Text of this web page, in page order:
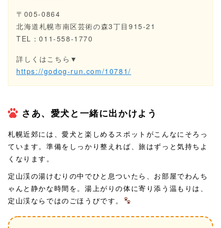
〒005-0864
北海道札幌市南区芸術の森3丁目915-21
TEL：011-558-1770
詳しくはこちら▼
https://godog-run.com/10781/
さあ、愛犬と一緒に出かけよう
札幌近郊には、愛犬と楽しめるスポットがこんなにそろっ
ています。準備をしっかり整えれば、旅はずっと気持ちよ
くなります。
定山渓の湯けむりの中でひと息ついたら、お部屋でわんち
ゃんと静かな時間を。湯上がりの体に寄り添う温もりは、
定山渓ならではのごほうびです。